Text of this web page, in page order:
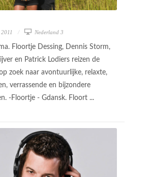
Nederland 3
Floortje Dessing, Dennis Storm,
en Patrick Lodiers reizen de
zoek naar avontuurlijke, relaxte,
verrassende en bijzondere
-Floortje - Gdansk. Floort ...